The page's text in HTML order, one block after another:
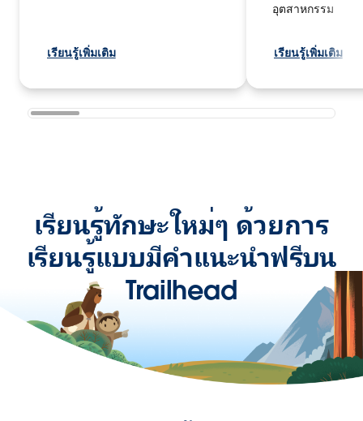
เรียนรู้เพิ่มเติม
อุตสาหกรรม
เรียนรู้เพิ่มเติม
เรียนรู้ทักษะใหม่ๆ ด้วยการ
เรียนรู้แบบมีคำแนะนำฟรีบน
Trailhead